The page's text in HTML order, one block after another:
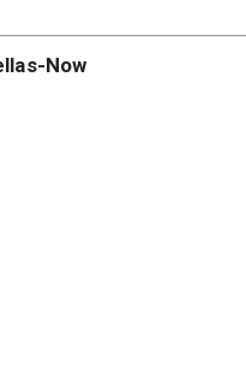
Now